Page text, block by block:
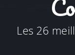
Les 26